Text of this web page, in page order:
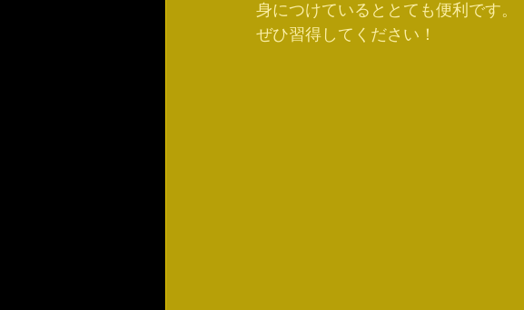
身につけているととても便利です。
ぜひ習得してください！